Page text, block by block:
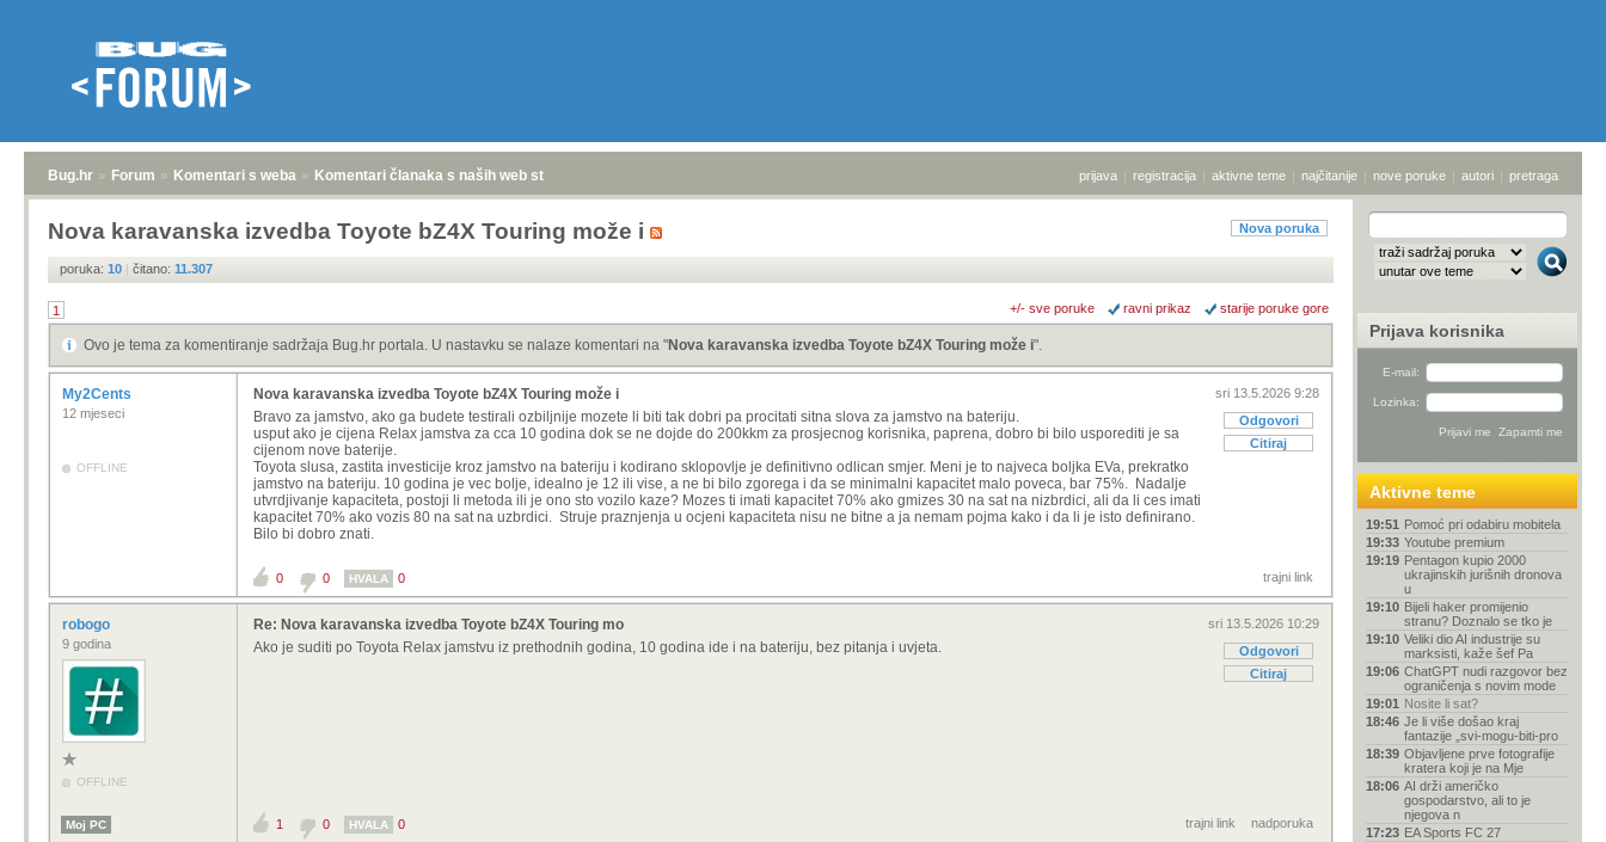
Bug.hr » Forum » Komentari s weba » Komentari članaka s naših web stranica prijava | registracija | aktivne teme | najčitanije | nove poruke | autori | pretraga
Nova poruka
Nova karavanska izvedba Toyote bZ4X Touring može i
poruka: 10 | čitano: 11.307
1 +/- sve poruke ravni prikaz starije poruke gore
Ovo je tema za komentiranje sadržaja Bug.hr portala. U nastavku se nalaze komentari na "Nova karavanska izvedba Toyote bZ4X Touring može i".
My2Cents
12 mjeseci
OFFLINE
sri 13.5.2026 9:28
Odgovori
Citiraj
Nova karavanska izvedba Toyote bZ4X Touring može i
Bravo za jamstvo, ako ga budete testirali ozbiljnije mozete li biti tak dobri pa procitati sitna slova za jamstvo na bateriju.
usput ako je cijena Relax jamstva za cca 10 godina dok se ne dojde do 200kkm za prosjecnog korisnika, paprena, dobro bi bilo usporediti je sa
cijenom nove baterije.
Toyota slusa, zastita investicije kroz jamstvo na bateriju i kodirano sklopovlje je definitivno odlican smjer. Meni je to najveca boljka EVa, prekratko
jamstvo na bateriju. 10 godina je vec bolje, idealno je 12 ili vise, a ne bi bilo zgorega i da se minimalni kapacitet malo poveca, bar 75%. Nadalje
utvrdjivanje kapaciteta, postoji li metoda ili je ono sto vozilo kaze? Mozes ti imati kapacitet 70% ako gmizes 30 na sat na nizbrdici, ali da li ces imati
kapacitet 70% ako vozis 80 na sat na uzbrdici. Struje praznjenja u ocjeni kapaciteta nisu ne bitne a ja nemam pojma kako i da li je isto definirano.
Bilo bi dobro znati.
trajni link
0 0 HVALA 0
robogo
9 godina
OFFLINE
sri 13.5.2026 10:29
Odgovori
Citiraj
Re: Nova karavanska izvedba Toyote bZ4X Touring mo
Ako je suditi po Toyota Relax jamstvu iz prethodnih godina, 10 godina ide i na bateriju, bez pitanja i uvjeta.
Moj PC trajni link nadporuka
1 0 HVALA 0
Prijava korisnika
E-mail:
Lozinka:
Aktivne teme
19:51 Pomoć pri odabiru mobitela
19:33 Youtube premium
19:19 Pentagon kupio 2000
ukrajinskih jurišnih dronova
u
19:10 Bijeli haker promijenio
stranu? Doznalo se tko je
19:10 Veliki dio AI industrije su
marksisti, kaže šef Pa
19:06 ChatGPT nudi razgovor bez
ograničenja s novim mode
19:01 Nosite li sat?
18:46 Je li više došao kraj
fantazije „svi-mogu-biti-pro
18:39 Objavljene prve fotografije
kratera koji je na Mje
18:06 AI drži američko
gospodarstvo, ali to je
njegova n
17:23 EA Sports FC 27